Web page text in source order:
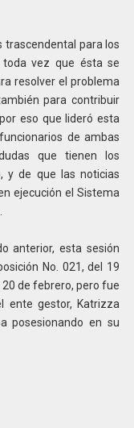
trascendental para los
toda vez que ésta se
resolver el problema
para contribuir
eso que lideró esta
de ambas
que tienen los
y de que las noticias
ejecución el Sistema
anterior, esta sesión
No. 021, del 19
de febrero, pero fue
ente gestor, Katrizza
posesionando en su